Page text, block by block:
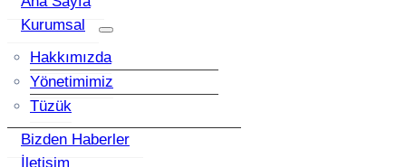
Kurumsal
Hakkımızda
Yönetimimiz
Tüzük
Bizden Haberler
İletişim